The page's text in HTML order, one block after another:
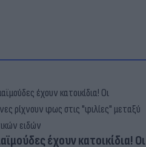
έχουν κατοικίδια! Οι